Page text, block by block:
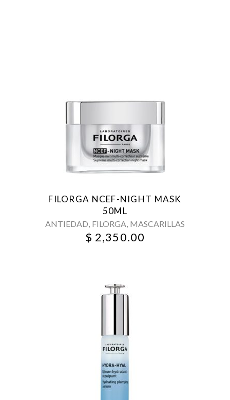
FILORGA NCEF-NIGHT MASK
50ML
ANTIEDAD, FILORGA, MASCARILLAS
$ 2,350.00